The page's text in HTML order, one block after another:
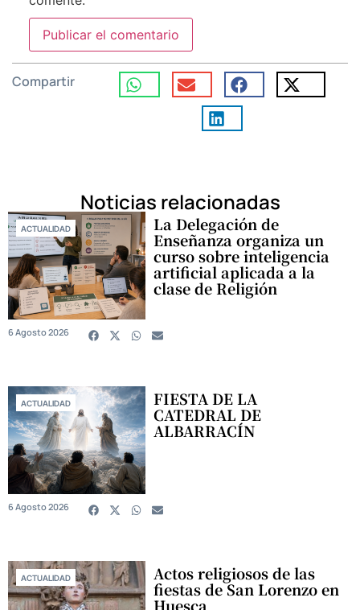
Compartir
Noticias relacionadas
ACTUALIDAD La Delegación de
Enseñanza organiza un
curso sobre inteligencia
artificial aplicada a la
clase de Religión
6 Agosto 2026
ACTUALIDAD FIESTA DE LA
CATEDRAL DE
ALBARRACÍN
6 Agosto 2026
ACTUALIDAD Actos religiosos de las
fiestas de San Lorenzo en
Huesca